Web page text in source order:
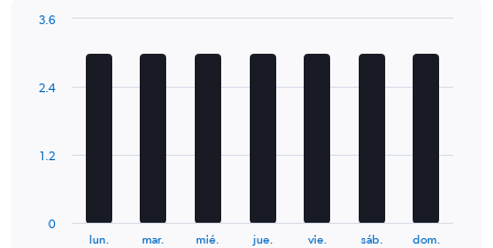
Number
Range:
15.
The
lun. mar. mié. jue. vie. sáb. dom.
0
1.2
2.4
3.6